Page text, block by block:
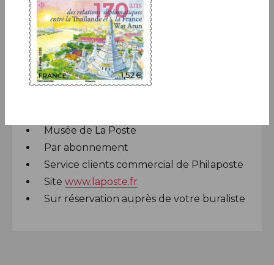
Disponibilités
Musée de La Poste
Par abonnement
Service clients commercial de Philaposte
Site www.laposte.fr
Sur réservation auprès de votre buraliste